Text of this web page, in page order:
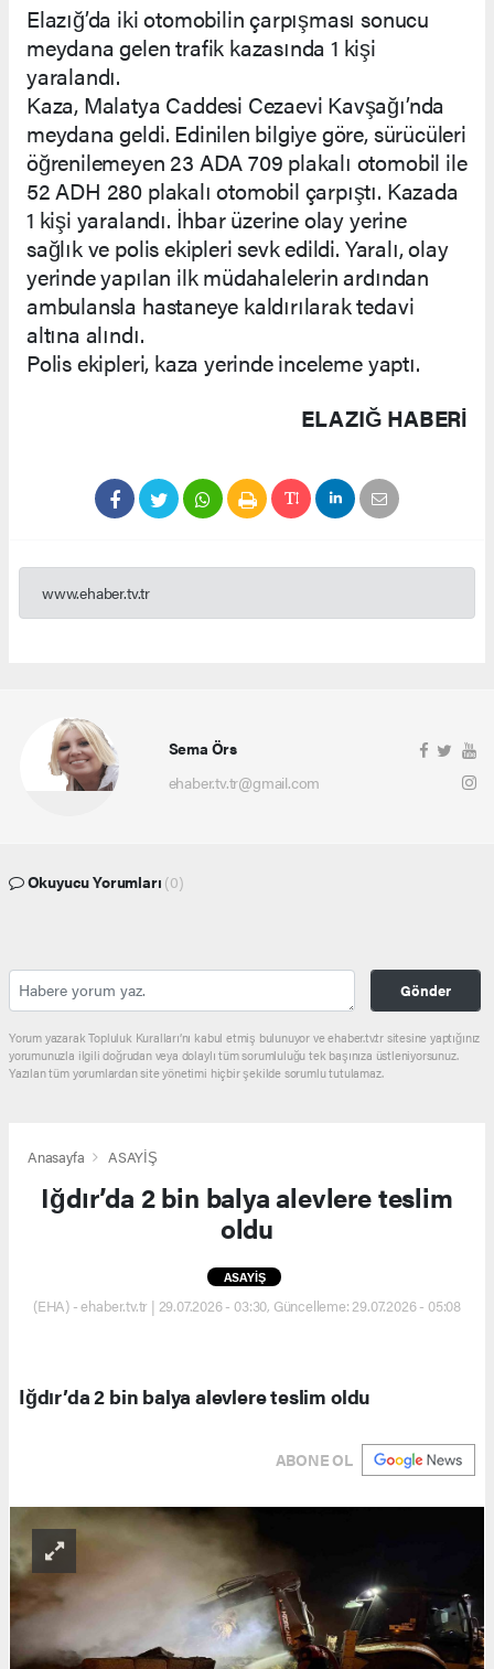
Elazığ’da iki otomobilin çarpışması sonucu
meydana gelen trafik kazasında 1 kişi
yaralandı.
Kaza, Malatya Caddesi Cezaevi Kavşağı’nda
meydana geldi. Edinilen bilgiye göre, sürücüleri
öğrenilemeyen 23 ADA 709 plakalı otomobil ile
52 ADH 280 plakalı otomobil çarpıştı. Kazada
1 kişi yaralandı. İhbar üzerine olay yerine
sağlık ve polis ekipleri sevk edildi. Yaralı, olay
yerinde yapılan ilk müdahalelerin ardından
ambulansla hastaneye kaldırılarak tedavi
altına alındı.
Polis ekipleri, kaza yerinde inceleme yaptı.
ELAZIĞ HABERİ
www.ehaber.tv.tr
Sema Örs
ehaber.tv.tr@gmail.com
Okuyucu Yorumları (0)
Gönder
Yorum yazarak Topluluk Kuralları’nı kabul etmiş bulunuyor ve ehaber.tv.tr sitesine yaptığınız
yorumunuzla ilgili doğrudan veya dolaylı tüm sorumluluğu tek başınıza üstleniyorsunuz.
Yazılan tüm yorumlardan site yönetimi hiçbir şekilde sorumlu tutulamaz.
Anasayfa ASAYİŞ
Iğdır’da 2 bin balya alevlere teslim
oldu
ASAYİŞ
(EHA) - ehaber.tv.tr | 29.07.2026 - 03:30, Güncelleme: 29.07.2026 - 05:08
Iğdır’da 2 bin balya alevlere teslim oldu
ABONE OL